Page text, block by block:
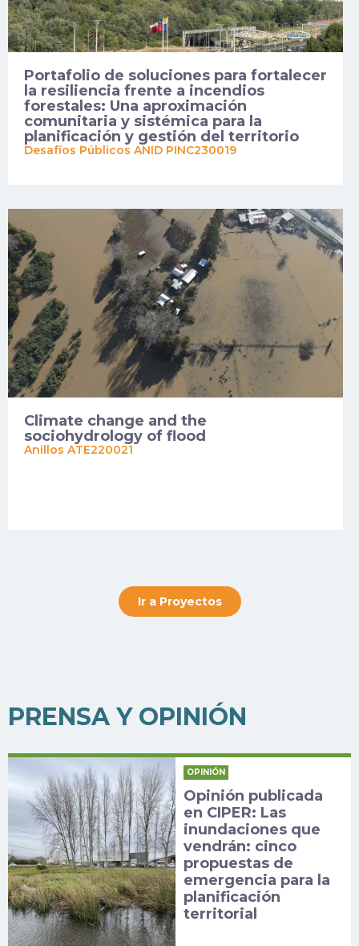
Portafolio de soluciones para fortalecer
la resiliencia frente a incendios
forestales: Una aproximación
comunitaria y sistémica para la
planificación y gestión del territorio
Desafíos Públicos ANID PINC230019
Climate change and the
sociohydrology of flood
Anillos ATE220021
Ir a Proyectos
PRENSA Y OPINIÓN
OPINIÓN
Opinión publicada
en CIPER: Las
inundaciones que
vendrán: cinco
propuestas de
emergencia para la
planificación
territorial